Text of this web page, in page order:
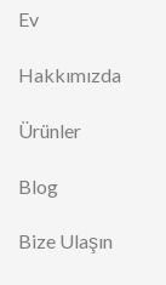
Ev
Hakkımızda
Ürünler
Blog
Bize Ulaşın